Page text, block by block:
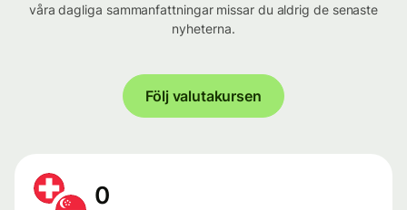
våra dagliga sammanfattningar missar du aldrig de senaste
nyheterna.
Följ valutakursen
0